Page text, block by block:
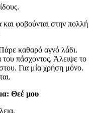
και φοβούνται στην πολλή
καθαρό αγνό λάδι.
πάσχοντος. Άλειψε το
Για μία χρήση μόνο.
Θεέ μου